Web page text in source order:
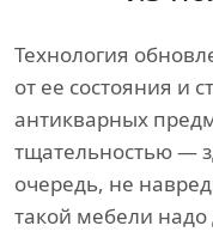
Технология
от ее состояния и
антикварных
тщательностью —
очередь, не
такой мебели